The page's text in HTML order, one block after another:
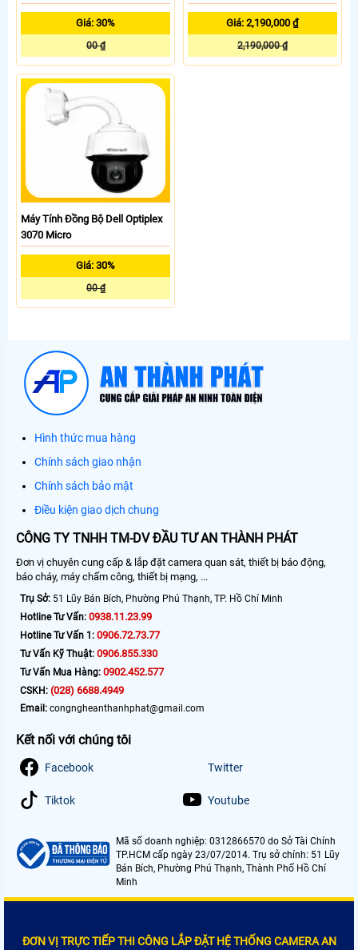
Giá: 30%
00 ₫
Giá: 2,190,000 ₫
2,190,000 ₫
Máy Tính Đồng Bộ Dell Optiplex
3070 Micro
Giá: 30%
00 ₫
Hình thức mua hàng
Chính sách giao nhận
Chính sách bảo mật
Điều kiện giao dịch chung
CÔNG TY TNHH TM-DV ĐẦU TƯ AN THÀNH PHÁT
Đơn vị chuyên cung cấp & lắp đặt camera quan sát, thiết bị báo động,
báo cháy, máy chấm công, thiết bị mạng, ...
Trụ Sở: 51 Lũy Bán Bích, Phường Phú Thạnh, TP. Hồ Chí Minh
Hotline Tư Vấn: 0938.11.23.99
Hotline Tư Vấn 1: 0906.72.73.77
Tư Vấn Kỹ Thuật: 0906.855.330
Tư Vấn Mua Hàng: 0902.452.577
CSKH: (028) 6688.4949
Email: congngheanthanhphat@gmail.com
Kết nối với chúng tôi
Facebook Twitter
Tiktok Youtube
Mã số doanh nghiệp: 0312866570 do Sở Tài Chính
TP.HCM cấp ngày 23/07/2014. Trụ sở chính: 51 Lũy
Bán Bích, Phường Phú Thạnh, Thành Phố Hồ Chí
Minh
ĐƠN VỊ TRỰC TIẾP THI CÔNG LẮP ĐẶT HỆ THỐNG CAMERA AN